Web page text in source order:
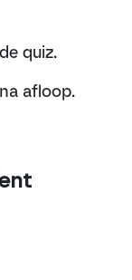
quiz.
afloop.